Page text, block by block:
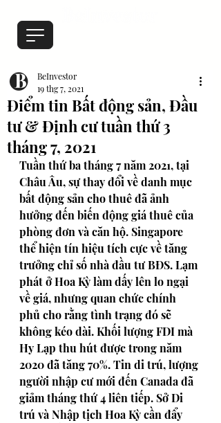
Điểm tin Bất động sản, Đầu
tư & Định cư tuần thứ 3
tháng 7, 2021
BeInvestor
19 thg 7, 2021
Tuần thứ ba tháng 7 năm 2021, tại
Châu Âu, sự thay đổi về danh mục
bất động sản cho thuê đã ảnh
hưởng đến biến động giá thuê của
phòng đơn và căn hộ. Singapore
thể hiện tín hiệu tích cực về tăng
trưởng chỉ số nhà đầu tư BĐS. Lạm
phát ở Hoa Kỳ làm dấy lên lo ngại
về giá, nhưng quan chức chính
phủ cho rằng tình trạng đó sẽ
không kéo dài. Khối lượng FDI mà
Hy Lạp thu hút được trong năm
2020 đã tăng 70%. Tin di trú, lượng
người nhập cư mới đến Canada đã
giảm tháng thứ 4 liên tiếp. Sở Di
trú và Nhập tịch Hoa Kỳ cần đẩy